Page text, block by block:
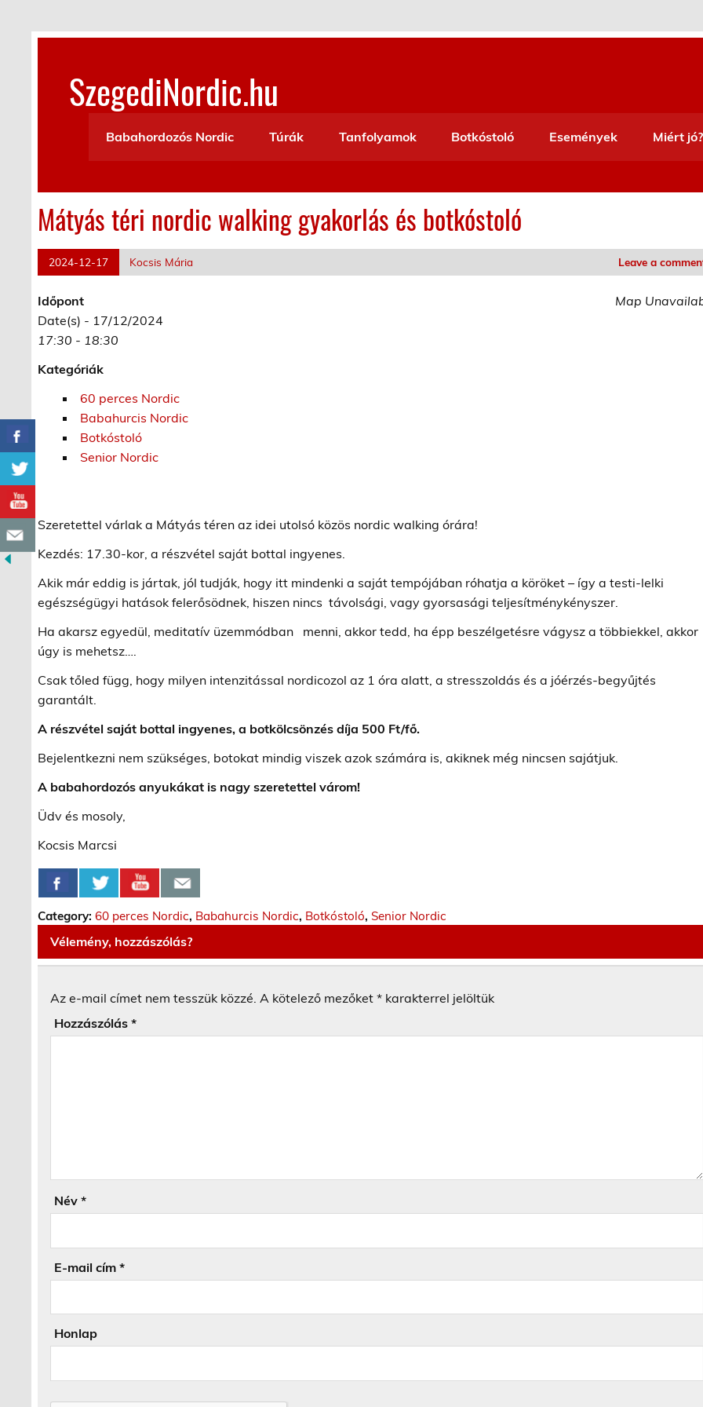
content
SzegediNordic.hu
Babahordozós Nordic
Túrák Tanfolyamok Botkóstoló Események Miért jó?
Mátyás téri nordic walking gyakorlás és botkóstoló
2024-12-17 Kocsis Mária Leave a
Map
Időpont
Date(s) - 17/12/2024
17:30 - 18:30
Kategóriák
60 perces Nordic
Babahurcis Nordic
Botkóstoló
Senior Nordic
Szeretettel várlak a Mátyás téren az idei utolsó közös nordic walking órára!
Kezdés: 17.30-kor, a részvétel saját bottal ingyenes.
Akik már eddig is jártak, jól tudják, hogy itt mindenki a saját tempójában róhatja a köröket – így a testi-lelki
egészségügyi hatások felerősödnek, hiszen nincs távolsági, vagy gyorsasági teljesítménykényszer.
Ha akarsz egyedül, meditatív üzemmódban menni, akkor tedd, ha épp beszélgetésre vágysz a többiekkel, akkor
úgy is mehetsz….
Csak tőled függ, hogy milyen intenzitással nordicozol az 1 óra alatt, a stresszoldás és a jóérzés-begyűjtés
garantált.
A részvétel saját bottal ingyenes, a botkölcsönzés díja 500 Ft/fő.
Bejelentkezni nem szükséges, botokat mindig viszek azok számára is, akiknek még nincsen sajátjuk.
A babahordozós anyukákat is nagy szeretettel várom!
Üdv és mosoly,
Kocsis Marcsi
Category:60 perces Nordic, Babahurcis Nordic, Botkóstoló,Senior Nordic
Vélemény, hozzászólás?
Az e-mail címet nem tesszük közzé. A kötelező mezőket* karakterrel jelöltük
Hozzászólás*
Név*
E-mail cím*
Honlap